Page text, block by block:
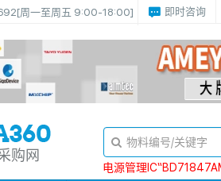
[周一至周五 9:00-18:00] 即时咨询
购网
电源管理